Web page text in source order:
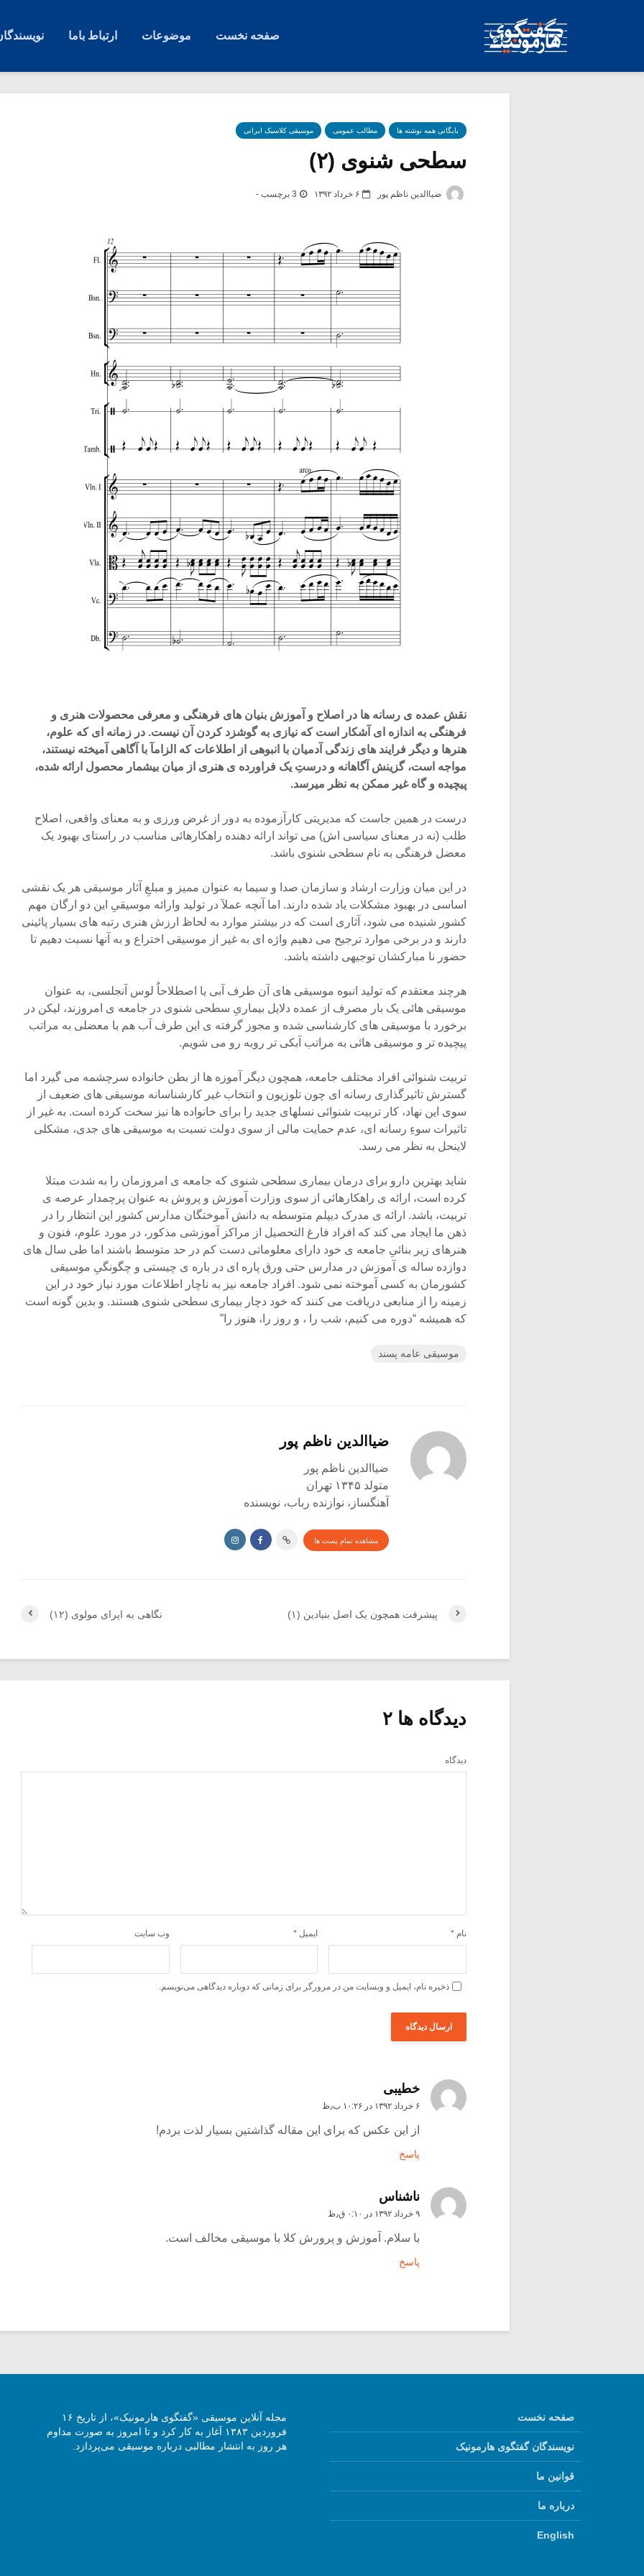
صفحه نخست موضوعات ارتباط باما
بایگانی همه نوشته ها مطالب عمومی موسیقی کلاسیک ایرانی
سطحی شنوی (۲)
ضیاالدین ناظم پور ۶ خرداد ۱۳۹۲ 3 برچسب -
نقش عمده ی رسانه ها در اصلاح و آموزش بنیان های فرهنگی و معرفی محصولات هنری و
فرهنگی به اندازه ای آشکار است که نیازی به گوشزد کردن آن نیست. در زمانه ای که علوم،
هنرها و دیگر فرایند های زندگی آدمیان با انبوهی از اطلاعات که الزامآ با آگاهی آمیخته نیستند،
مواجه است، گزینش آگاهانه و درستِ یک فراورده ی هنری از میان بیشمار محصول ارائه شده،
پیچیده و گاه غیر ممکن به نظر میرسد.
درست در همین جاست که مدیریتی کارآزموده به دور از غرض ورزی و به معنای واقعی، اصلاح
طلب (نه در معنای سیاسی اش) می تواند ارائه دهنده راهکارهائی مناسب در راستای بهبود یک
معضل فرهنگی به نام سطحی شنوی باشد.
در این میان وزارت ارشاد و سازمان صدا و سیما به عنوان ممیز و مبلغِ آثار موسیقی هر یک نقشی
اساسی در بهبود مشکلات یاد شده دارند. اما آنچه عملآ در تولید وارائه موسیقیِ این دو ارگان مهم
کشور شنیده می شود، آثاری است که در بیشتر موارد به لحاظ ارزش هنری رتبه های بسیار پائینی
دارند و در برخی موارد ترجیح می دهیم واژه ای به غیر از موسیقی اختراع و به آنها نسبت دهیم تا
حضور نا مبارکشان توجیهی داشته باشد.
هرچند معتقدم که تولید انبوه موسیقی های آن طرف آبی یا اصطلاحاٌ لوس آنجلسی، به عنوان
موسیقی هائی یک بار مصرف از عمده دلایل بیماریِ سطحی شنوی در جامعه ی امروزند، لیکن در
برخورد با موسیقی های کارشناسی شده و مجوز گرفته ی این طرف آب هم با معضلی به مراتب
پیچیده تر و موسیقی هائی به مراتب آبکی تر روبه رو می شویم.
تربیت شنوائی افراد مختلف جامعه، همچون دیگر آموزه ها از بطن خانواده سرچشمه می گیرد اما
گسترش تاثیرگذاری رسانه ای چون تلوزیون و انتخاب غیر کارشناسانه موسیقی های ضعیف از
سوی این نهاد، کار تربیت شنوائی نسلهای جدید را برای خانواده ها نیز سخت کرده است. به غیر از
تاثیرات سوءِ رسانه ای، عدم حمایت مالی از سوی دولت نسبت به موسیقی های جدی، مشکلی
لاینحل به نظر می رسد.
شاید بهترین دارو برای درمان بیماری سطحی شنوی که جامعه ی امروزمان را به شدت مبتلا
کرده است، ارائه ی راهکارهائی از سوی وزارت آموزش و پروش به عنوان پرچمدار عرصه ی
تربیت، باشد. ارائه ی مدرک دیپلم متوسطه به دانش آموختگان مدارس کشور این انتظار را در
ذهن ما ایجاد می کند که افراد فارغ التحصیل از مراکز آموزشی مذکور، در مورد علوم، فنون و
هنرهای زیر بنائیِ جامعه ی خود دارای معلوماتی دست کم در حد متوسط باشند اما طی سال های
دوازده ساله ی آموزش در مدارس حتی ورق پاره ای در باره ی چیستی و چگونگیِ موسیقی
کشورمان به کسی آموخته نمی شود. افراد جامعه نیز به ناچار اطلاعات مورد نیاز خود در این
زمینه را از منابعی دریافت می کنند که خود دچار بیماری سطحی شنوی هستند. و بدین گونه است
که همیشه “دوره می کنیم، شب را ، و روز را، هنوز را”
موسیقی عامه پسند
ضیاالدین ناظم پور
ضیاالدین ناظم پور
متولد ۱۳۴۵ تهران
آهنگساز، نوازنده رباب، نویسنده
مشاهده تمام پست ها
نگاهی به اپرای مولوی (۱۲) پیشرفت همچون یک اصل بنیادین (۱)
دیدگاه ها ۲
دیدگاه
نام * ایمیل * وب‌ سایت
ذخیره نام، ایمیل و وبسایت من در مرورگر برای زمانی که دوباره دیدگاهی می‌نویسم.
خطیبی
۶ خرداد ۱۳۹۲ در ۱۰:۲۶ ب٫ظ
از این عکس که برای این مقاله گذاشتین بسیار لذت بردم!
پاسخ
ناشناس
۹ خرداد ۱۳۹۲ در ۰:۱۰ ق٫ظ
با سلام. آموزش و پرورش کلا با موسیقی مخالف است.
پاسخ
صفحه نخست
نویسندگان گفتگوی هارمونیک
قوانین ما
درباره ما
English
مجله آنلاین موسیقی «گفتگوی هارمونیک»، از تاریخ ۱۶
فروردین ۱۳۸۳ آغاز به کار کرد و تا امروز به صورت مداوم
هر روز به انتشار مطالبی درباره موسیقی می‌پردازد.